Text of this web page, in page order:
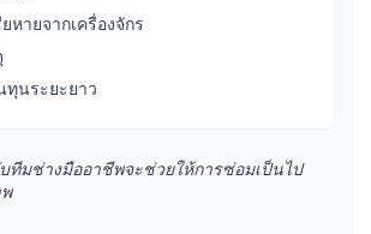
หายจากเครื่องจักร
นระยะยาว
ทีมช่างมืออาชีพจะช่วยให้การซ่อมเป็นไป